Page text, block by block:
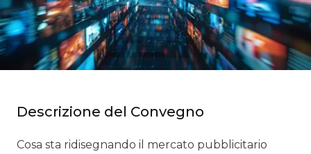
Descrizione del Convegno
Cosa sta ridisegnando il mercato pubblicitario